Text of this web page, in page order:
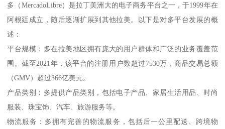
多（MercadoLibre）是拉丁美洲大的电子商务平台之一，于1999年在
阿根廷成立，随后逐渐扩展到其他拉美。以下是对多平台发展的概
述：
平台规模：多在拉美地区拥有庞大的用户群体和广泛的业务覆盖范
围。截至2021年，该平台的注册用户数超过7530万，商品交易总额
（GMV）超过366亿美元。
产品类别：多提供产品类别，包括电子产品、家居生活用品、时尚
服装、珠宝饰、汽车、旅游服务等。
物流服务：多拥有完善的物流服务，包括后一公里配送、跨境物